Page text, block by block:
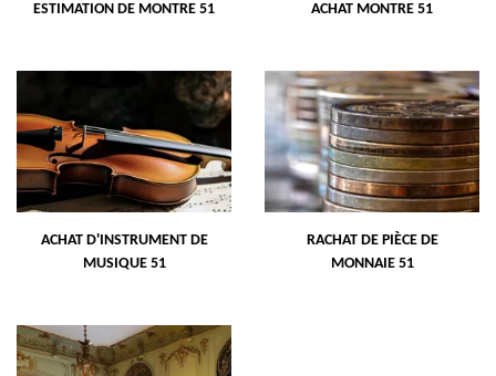
ESTIMATION DE MONTRE 51 ACHAT MONTRE 51
ACHAT D'INSTRUMENT DE
MUSIQUE 51
RACHAT DE PIÈCE DE
MONNAIE 51